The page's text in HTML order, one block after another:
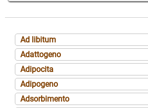
Ad libitum
Adattogeno
Adipocita
Adipogeno
Adsorbimento